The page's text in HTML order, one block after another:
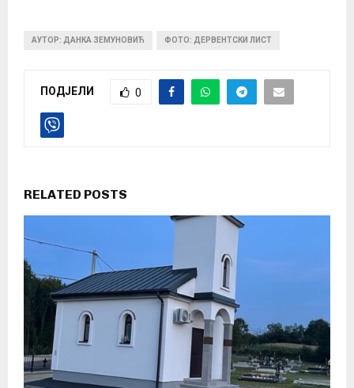
АУТОР: ДАНКА ЗЕМУНОВИЋ ФОТО: ДЕРВЕНТСКИ ЛИСТ
ПОДЈЕЛИ 0
RELATED POSTS